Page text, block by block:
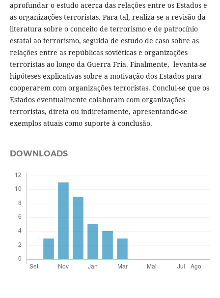
aprofundar o estudo acerca das relações entre os Estados e
as organizações terroristas. Para tal, realiza-se a revisão da
literatura sobre o conceito de terrorismo e de patrocínio
estatal ao terrorismo, seguida de estudo de caso sobre as
relações entre as repúblicas soviéticas e organizações
terroristas ao longo da Guerra Fria. Finalmente, levanta-se
hipóteses explicativas sobre a motivação dos Estados para
cooperarem com organizações terroristas. Conclui-se que os
Estados eventualmente colaboram com organizações
terroristas, direta ou indiretamente, apresentando-se
exemplos atuais como suporte à conclusão.
DOWNLOADS